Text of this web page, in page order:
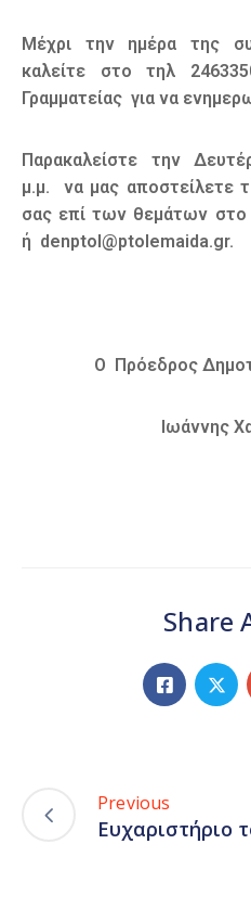
Μέχρι την ημέρα της
καλείτε στο τηλ
Γραμματείας για να
Παρακαλείστε την
μ.μ. να μας αποστείλετε
σας επί των θεμάτων στο
ή denptol@ptolemaida.gr.
Ο Πρόεδρος
Ιωάννης
Share
Previous
Ευχαριστήριο